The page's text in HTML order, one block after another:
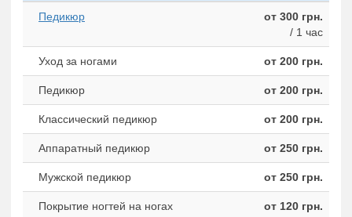
Педикюр
от 300 грн.
/ 1 час
Уход за ногами от 200 грн.
Педикюр от 200 грн.
Классический педикюр от 200 грн.
Аппаратный педикюр от 250 грн.
Мужской педикюр от 250 грн.
Покрытие ногтей на ногах от 120 грн.